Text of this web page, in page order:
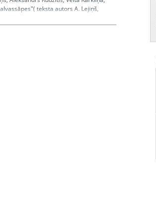
teksta autors A. Lejiņš,
sižets; vafeļu tortes, veikali Rīgā